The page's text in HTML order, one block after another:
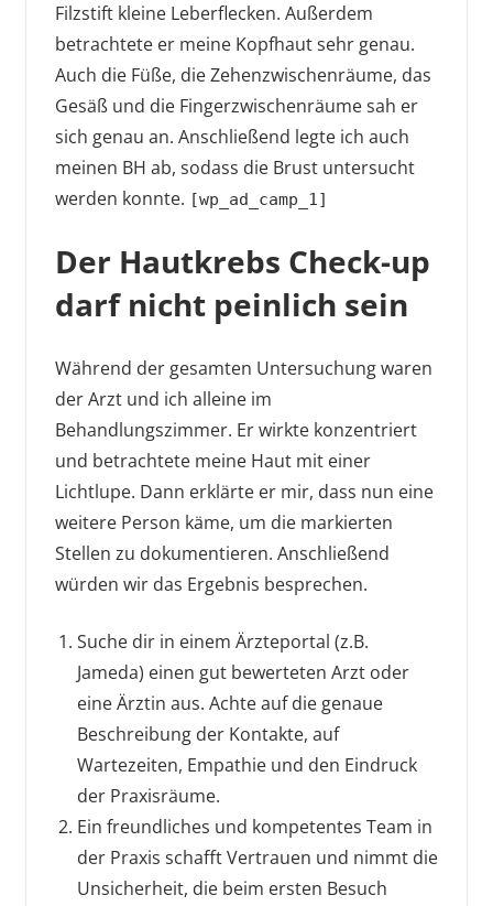
Filzstift kleine Leberflecken. Außerdem
betrachtete er meine Kopfhaut sehr genau.
Auch die Füße, die Zehenzwischenräume, das
Gesäß und die Fingerzwischenräume sah er
sich genau an. Anschließend legte ich auch
meinen BH ab, sodass die Brust untersucht
werden konnte. [wp_ad_camp_1]
Der Hautkrebs Check-up
darf nicht peinlich sein
Während der gesamten Untersuchung waren
der Arzt und ich alleine im
Behandlungszimmer. Er wirkte konzentriert
und betrachtete meine Haut mit einer
Lichtlupe. Dann erklärte er mir, dass nun eine
weitere Person käme, um die markierten
Stellen zu dokumentieren. Anschließend
würden wir das Ergebnis besprechen.
Suche dir in einem Ärzteportal (z.B.
Jameda) einen gut bewerteten Arzt oder
eine Ärztin aus. Achte auf die genaue
Beschreibung der Kontakte, auf
Wartezeiten, Empathie und den Eindruck
der Praxisräume.
Ein freundliches und kompetentes Team in
der Praxis schafft Vertrauen und nimmt die
Unsicherheit, die beim ersten Besuch